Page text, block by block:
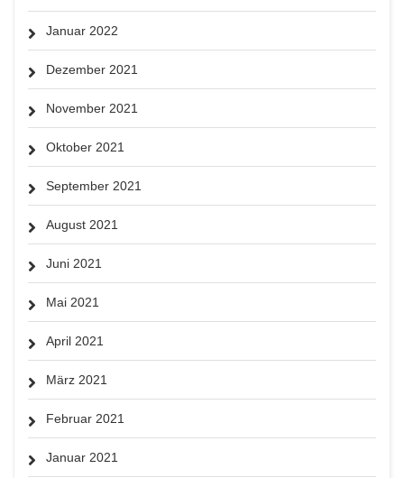
Januar 2022
Dezember 2021
November 2021
Oktober 2021
September 2021
August 2021
Juni 2021
Mai 2021
April 2021
März 2021
Februar 2021
Januar 2021